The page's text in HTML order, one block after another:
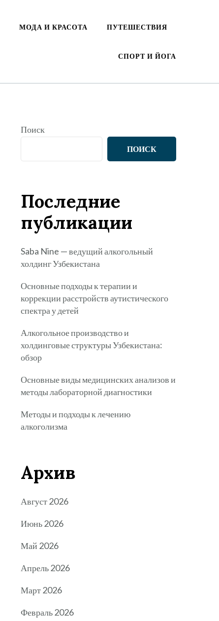
МОДА И КРАСОТА ПУТЕШЕСТВИЯ
СПОРТ И ЙОГА
Поиск
ПОИСК
Последние
публикации
Saba Nine — ведущий алкогольный
холдинг Узбекистана
Основные подходы к терапии и
коррекции расстройств аутистического
спектра у детей
Алкогольное производство и
холдинговые структуры Узбекистана:
обзор
Основные виды медицинских анализов и
методы лабораторной диагностики
Методы и подходы к лечению
алкоголизма
Архив
Август 2026
Июнь 2026
Май 2026
Апрель 2026
Март 2026
Февраль 2026